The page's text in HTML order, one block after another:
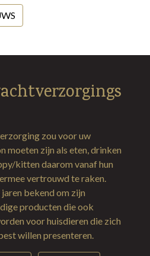
zou voor uw
moeten zijn als eten, drinken
kitten daarom vanaf hun
vertrouwd te raken.
jaren bekend om zijn
producten die ook
voor huisdieren die zich
willen presenteren.